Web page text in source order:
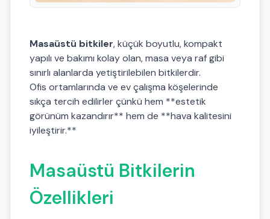
Masaüstü bitkiler, küçük boyutlu, kompakt
yapılı ve bakımı kolay olan, masa veya raf gibi
sınırlı alanlarda yetiştirilebilen bitkilerdir.
Ofis ortamlarında ve ev çalışma köşelerinde
sıkça tercih edilirler çünkü hem **estetik
görünüm kazandırır** hem de **hava kalitesini
iyileştirir.**
Masaüstü Bitkilerin
Özellikleri